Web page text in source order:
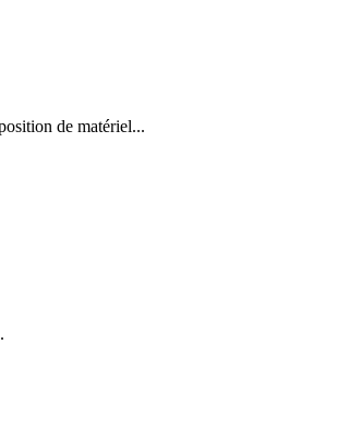
de matériel...